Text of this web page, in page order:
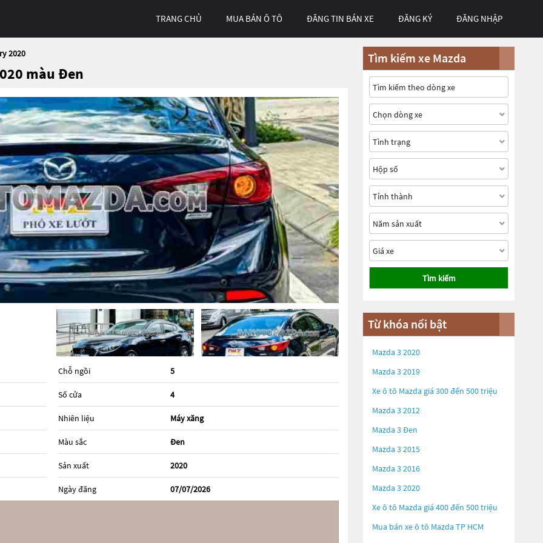
TRANG CHỦ MUA BÁN Ô TÔ ĐĂNG TIN BÁN XE ĐĂNG KÝ ĐĂNG NHẬP
2020
màu Đen
Chỗ ngồi 5
Số cửa 4
Nhiên liệu Máy xăng
Màu sắc Đen
Sản xuất 2020
Ngày đăng 07/07/2026
Tìm kiếm xe Mazda
Tìm kiếm
Từ khóa nổi bật
Mazda 3 2020
Mazda 3 2019
Xe ô tô Mazda giá 300 đến 500 triệu
Mazda 3 2012
Mazda 3 Đen
Mazda 3 2015
Mazda 3 2016
Mazda 3 2020
Xe ô tô Mazda giá 400 đến 500 triệu
Mua bán xe ô tô Mazda TP HCM